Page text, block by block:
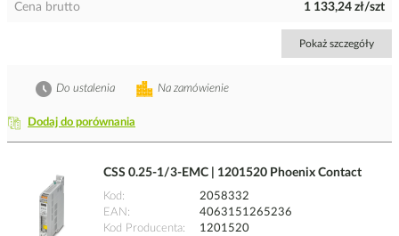
Cena brutto 1 133,24 zł/szt
Pokaż szczegóły
Dodaj do porównania
Na zamówienie
Do ustalenia
CSS 0.25-1/3-EMC | 1201520 Phoenix Contact
Kod
2058332
EAN
4063151265236
Kod Producenta
1201520